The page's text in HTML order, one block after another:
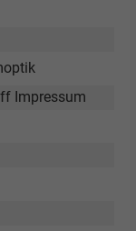
Impressum